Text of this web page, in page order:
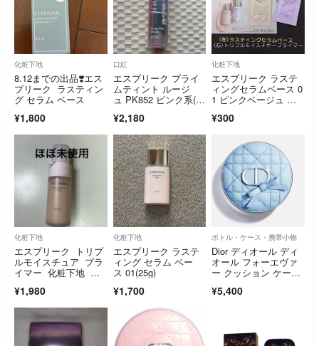
化粧下地
8.12までの出品❣️エス
プリーク ラスティン
グ セラム ベース
¥1,800
口紅
エスプリーク プライ
ムティント ルージ
ュ PK852 ピンク系(2.
¥2,180
化粧下地
エスプリーク ラステ
ィングセラムベース 0
1 ピンクベージュ プ
¥300
化粧下地
エスプリーク トリプ
ルモイスチュア プラ
イマー 化粧下地 コ
¥1,980
化粧下地
エスプリーク ラステ
ィング セラム ベー
ス 01(25g)
¥1,700
ボトル・ケース・携帯小物
Dior ディオール ディ
オール フォーエヴァ
ー クッション ケー
¥5,400